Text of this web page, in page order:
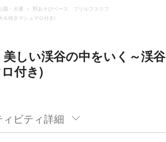
園・大通
野あそびベース フリルフスリフ
＆焼きマシュマロ付き)
しい渓谷の中をいく～渓谷
付き)
ィビティ詳細